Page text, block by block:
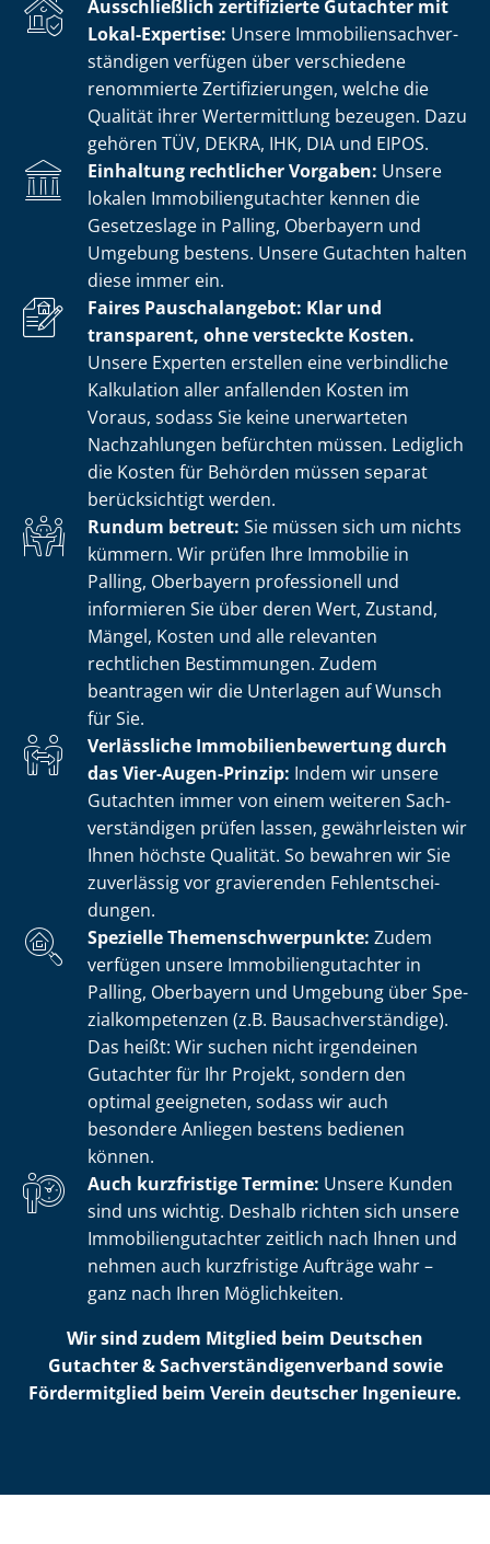
Ausschließlich zertifizierte Gutachter mit
Lokal-Expertise: Unsere Im­mo­bi­li­en­sach­ver­
stän­di­gen verfügen über verschiedene
renommierte Zer­ti­fi­zie­run­gen, welche die
Qualität ihrer Wertermittlung bezeugen. Dazu
gehören TÜV, DEKRA, IHK, DIA und EIPOS.
Einhaltung rechtlicher Vorgaben: Unsere
lokalen Im­mo­bi­li­en­gut­ach­ter kennen die
Gesetzeslage in Palling, Oberbayern und
Umgebung bestens. Unsere Gutachten halten
diese immer ein.
Faires Pauschalangebot: Klar und
transparent, ohne versteckte Kosten.
Unsere Experten erstellen eine verbindliche
Kalkulation aller anfallenden Kosten im
Voraus, sodass Sie keine unerwarteten
Nachzahlungen befürchten müssen. Lediglich
die Kosten für Behörden müssen separat
berücksichtigt werden.
Rundum betreut: Sie müssen sich um nichts
kümmern. Wir prüfen Ihre Immobilie in
Palling, Oberbayern professionell und
informieren Sie über deren Wert, Zustand,
Mängel, Kosten und alle relevanten
rechtlichen Bestimmungen. Zudem
beantragen wir die Unterlagen auf Wunsch
für Sie.
Verlässliche Im­mo­bi­li­en­be­wer­tung durch
das Vier-Augen-Prinzip: Indem wir unsere
Gutachten immer von einem weiteren Sach­
ver­stän­di­gen prüfen lassen, gewährleisten wir
Ihnen höchste Qualität. So bewahren wir Sie
zuverlässig vor gravierenden Fehl­ent­schei­
dun­gen.
Spezielle The­men­schwer­punk­te: Zudem
verfügen unsere Im­mo­bi­li­en­gut­ach­ter in
Palling, Oberbayern und Umgebung über Spe­
zi­al­kom­pe­ten­zen (z.B. Bau­sach­ver­stän­di­ge).
Das heißt: Wir suchen nicht irgendeinen
Gutachter für Ihr Projekt, sondern den
optimal geeigneten, sodass wir auch
besondere Anliegen bestens bedienen
können.
Auch kurzfristige Termine: Unsere Kunden
sind uns wichtig. Deshalb richten sich unsere
Im­mo­bi­li­en­gut­ach­ter zeitlich nach Ihnen und
nehmen auch kurzfristige Aufträge wahr –
ganz nach Ihren Möglichkeiten.
Wir sind zudem Mitglied beim Deutschen
Gutachter & Sach­ver­stän­di­gen­ver­band sowie
Fördermitglied beim Verein deutscher Ingenieure.